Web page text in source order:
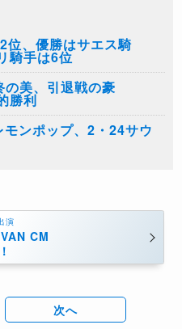
位、優勝はサエス騎
騎手は6位
美、引退戦の豪
勝利
ンポップ、2・24サウ
演
CM
次へ